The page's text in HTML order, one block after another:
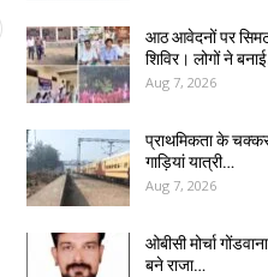
आठ आवेदनों पर
शिविर। लोगों ने
Aug 7, 2026
प्राथमिकता के चक्कर
गाड़ियां यात्री…
Aug 7, 2026
ओबीसी मोर्चा
बने राजा…